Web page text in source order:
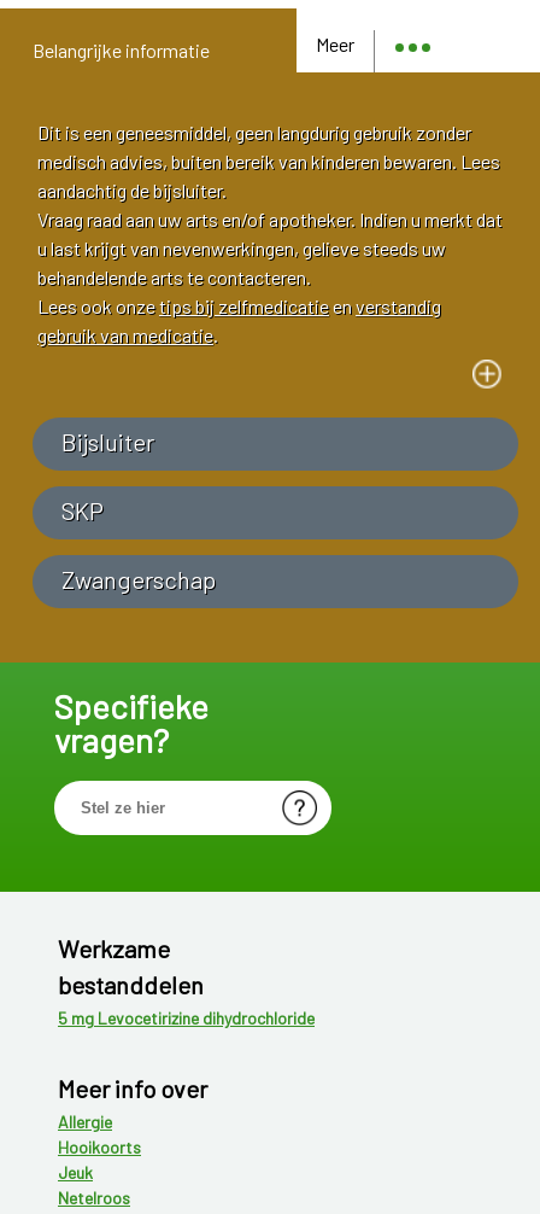
Meer
Belangrijke informatie
Dit is een geneesmiddel, geen langdurig gebruik zonder
medisch advies, buiten bereik van kinderen bewaren. Lees
aandachtig de bijsluiter.
Vraag raad aan uw arts en/of apotheker. Indien u merkt dat
u last krijgt van nevenwerkingen, gelieve steeds uw
behandelende arts te contacteren.
Lees ook onzetips bij zelfmedicatieenverstandig
gebruik van medicatie.
Bijsluiter
SKP
Zwangerschap
Specifieke
vragen?
Werkzame
bestanddelen
5 mg Levocetirizine dihydrochloride
Meer info over
Allergie
Hooikoorts
Jeuk
Netelroos